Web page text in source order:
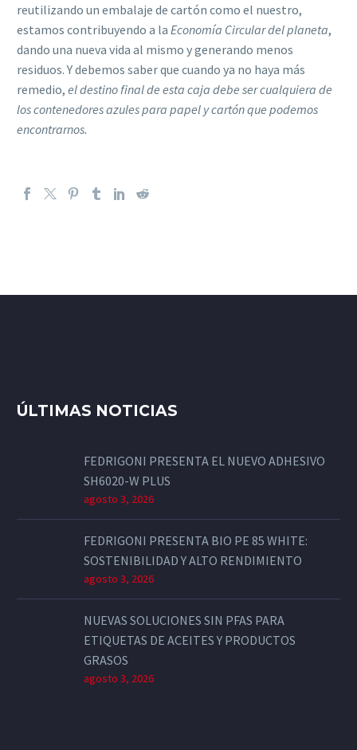
reutilizando un embalaje de cartón como el nuestro,
estamos contribuyendo a la Economía Circular del planeta,
dando una nueva vida al mismo y generando menos
residuos. Y debemos saber que cuando ya no haya más
remedio, el destino final de esta caja debe ser cualquiera de
los contenedores azules para papel y cartón que podemos
encontrarnos.
ÚLTIMAS NOTICIAS
FEDRIGONI PRESENTA EL NUEVO ADHESIVO
SH6020-W PLUS
agosto 3, 2026
FEDRIGONI PRESENTA BIO PE 85 WHITE:
SOSTENIBILIDAD Y ALTO RENDIMIENTO
agosto 3, 2026
NUEVAS SOLUCIONES SIN PFAS PARA
ETIQUETAS DE ACEITES Y PRODUCTOS
GRASOS
agosto 3, 2026